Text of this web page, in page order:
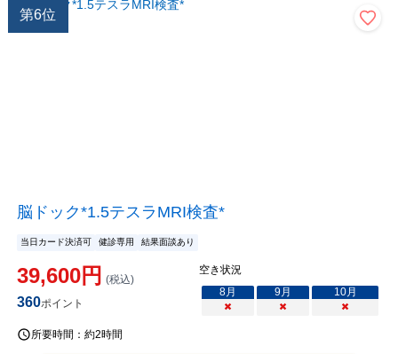
第6位
脳ドック*1.5テスラMRI検査*
当日カード決済可 健診専用 結果面談あり
39,600円 (税込)
360ポイント
空き状況
8月 9月 10月
×
× ×
所要時間： 約2時間